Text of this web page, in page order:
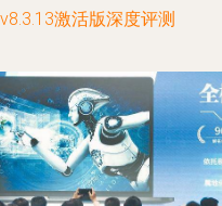
v8.3.13激活版深度评测